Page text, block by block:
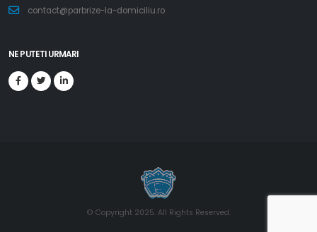
contact@parbrize-la-domiciliu.ro
NE PUTETI URMARI
© Copyright 2025. All Rights Reserved.